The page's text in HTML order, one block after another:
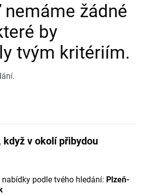
nemáme žádné
by
tvým kritériím.
když v okolí přibydou
nabídky podle tvého hledání: Plzeň-